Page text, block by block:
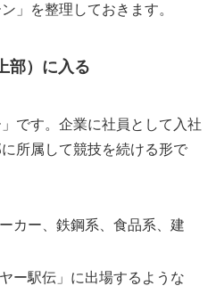
」を整理しておきます。
部）に入る
です。企業に社員として入社
所属して競技を続ける形で
カー、鉄鋼系、食品系、建
ー駅伝」に出場するような